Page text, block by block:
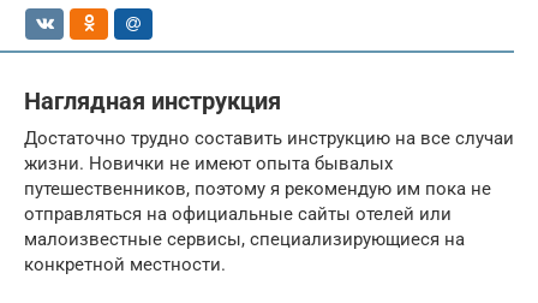
Наглядная инструкция
Достаточно трудно составить инструкцию на все случаи
жизни. Новички не имеют опыта бывалых
путешественников, поэтому я рекомендую им пока не
отправляться на официальные сайты отелей или
малоизвестные сервисы, специализирующиеся на
конкретной местности.